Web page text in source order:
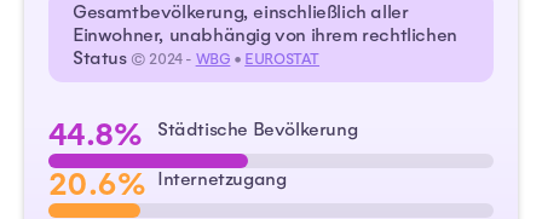
Gesamtbevölkerung, einschließlich aller
Einwohner, unabhängig von ihrem rechtlichen
Status © 2024 - WBG • EUROSTAT
44.8% Städtische Bevölkerung
20.6% Internetzugang